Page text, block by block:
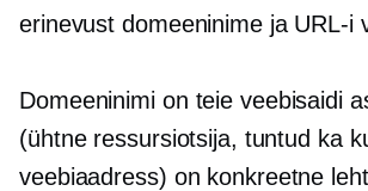
erinevust domeeninime ja URL-i
Domeeninimi on teie veebisaidi
(ühtne ressursiotsija, tuntud ka
veebiaadress) on konkreetne